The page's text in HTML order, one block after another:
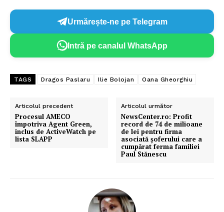
Urmărește-ne pe Telegram
Intră pe canalul WhatsApp
TAGS Dragos Paslaru Ilie Bolojan Oana Gheorghiu
Articolul precedent
Procesul AMECO
împotriva Agent Green,
inclus de ActiveWatch pe
lista SLAPP
Articolul următor
NewsCenter.ro: Profit
record de 74 de milioane
de lei pentru firma
asociată șoferului care a
cumpărat ferma familiei
Paul Stănescu